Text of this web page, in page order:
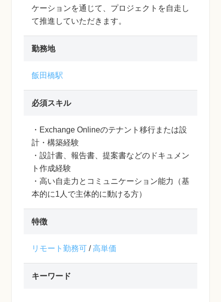
ケーションを通じて、プロジェクトを自走し
て推進していただきます。
勤務地
飯田橋駅
必須スキル
・Exchange Onlineのテナント移行または設
計・構築経験
・設計書、報告書、提案書などのドキュメン
ト作成経験
・高い自走力とコミュニケーション能力（基
本的に1人で主体的に動ける方）
特徴
リモート勤務可 /高単価
キーワード